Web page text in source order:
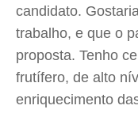
candidato.
trabalho, e que o
proposta. Tenho
frutífero, de alto
enriquecimento